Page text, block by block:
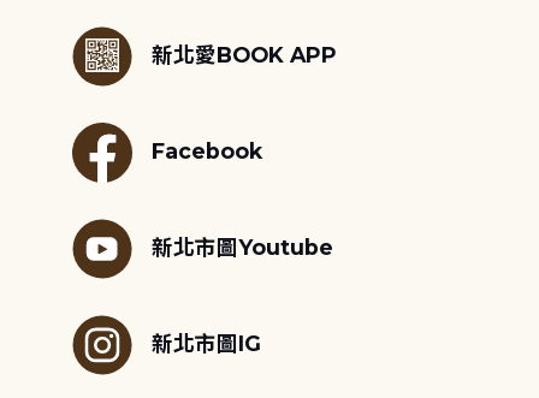
新北愛BOOK APP
Facebook
新北市圖Youtube
新北市圖IG